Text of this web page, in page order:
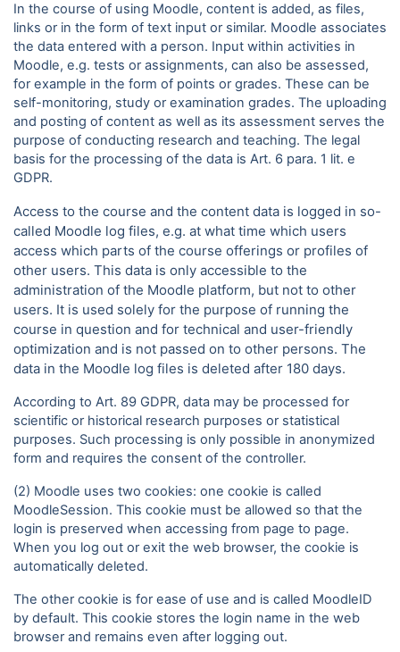
In the course of using Moodle, content is added, as files,
links or in the form of text input or similar. Moodle associates
the data entered with a person. Input within activities in
Moodle, e.g. tests or assignments, can also be assessed,
for example in the form of points or grades. These can be
self-monitoring, study or examination grades. The uploading
and posting of content as well as its assessment serves the
purpose of conducting research and teaching. The legal
basis for the processing of the data is Art. 6 para. 1 lit. e
GDPR.
Access to the course and the content data is logged in so-
called Moodle log files, e.g. at what time which users
access which parts of the course offerings or profiles of
other users. This data is only accessible to the
administration of the Moodle platform, but not to other
users. It is used solely for the purpose of running the
course in question and for technical and user-friendly
optimization and is not passed on to other persons. The
data in the Moodle log files is deleted after 180 days.
According to Art. 89 GDPR, data may be processed for
scientific or historical research purposes or statistical
purposes. Such processing is only possible in anonymized
form and requires the consent of the controller.
(2) Moodle uses two cookies: one cookie is called
MoodleSession. This cookie must be allowed so that the
login is preserved when accessing from page to page.
When you log out or exit the web browser, the cookie is
automatically deleted.
The other cookie is for ease of use and is called MoodleID
by default. This cookie stores the login name in the web
browser and remains even after logging out.